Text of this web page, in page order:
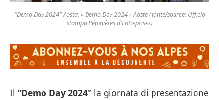
“Demo Day 2024” Aosta, « Demo Day 2024 » Aoste (fonte/source: Ufficio
stampa Pépinières d'Entreprises)
Il “Demo Day 2024” la giornata di presentazione